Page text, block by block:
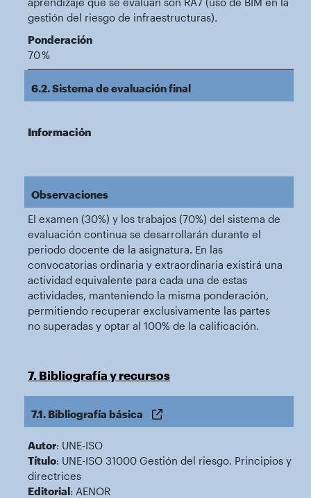
gestión del riesgo de infraestructuras).
Ponderación
70 %
6.2. Sistema de evaluación final
Información
Observaciones
El examen (30%) y los trabajos (70%) del sistema de
evaluación continua se desarrollarán durante el
periodo docente de la asignatura. En las
convocatorias ordinaria y extraordinaria existirá una
actividad equivalente para cada una de estas
actividades, manteniendo la misma ponderación,
permitiendo recuperar exclusivamente las partes
no superadas y optar al 100% de la calificación.
7. Bibliografía y recursos
7.1. Bibliografía básica
Autor: UNE-ISO
Título: UNE-ISO 31000 Gestión del riesgo. Principios y
directrices
Editorial: AENOR